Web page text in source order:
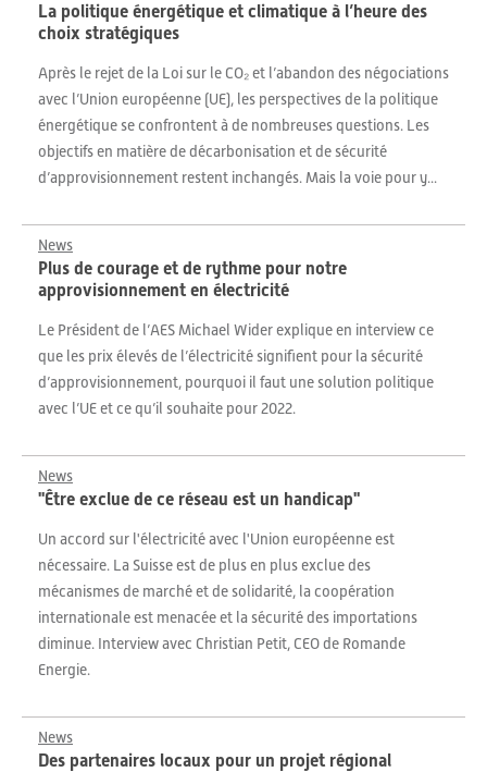
La politique énergétique et climatique à l’heure des
choix stratégiques
Après le rejet de la Loi sur le CO₂ et l’abandon des négociations
avec l’Union européenne (UE), les perspectives de la politique
énergétique se confrontent à de nombreuses questions. Les
objectifs en matière de décarbonisation et de sécurité
d’approvisionnement restent inchangés. Mais la voie pour y...
News
Plus de courage et de rythme pour notre
approvisionnement en électricité
Le Président de l’AES Michael Wider explique en interview ce
que les prix élevés de l’électricité signifient pour la sécurité
d’approvisionnement, pourquoi il faut une solution politique
avec l’UE et ce qu’il souhaite pour 2022.
News
"Être exclue de ce réseau est un handicap"
Un accord sur l'électricité avec l'Union européenne est
nécessaire. La Suisse est de plus en plus exclue des
mécanismes de marché et de solidarité, la coopération
internationale est menacée et la sécurité des importations
diminue. Interview avec Christian Petit, CEO de Romande
Energie.
News
Des partenaires locaux pour un projet régional